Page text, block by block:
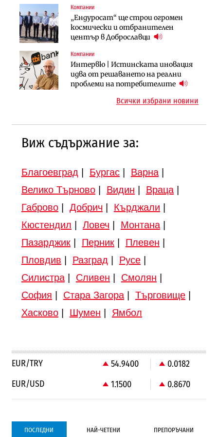
Компании
„Ендуросат“ ще строи огромен
космически и отбранителен
център в Доброславци
Компании
Интервю | Истинската иновация
идва от решаването на реални
проблеми на потребителите
Компании
„Ендуросат“ ще строи огромен
космически и отбранителен
Инфраструктура
АПИ възложи промяната на
парцеларния план за
Инфраструктура
Вторият мост над Варненското
езеро става част от бъдещата
магистрала „Черно море“
Публични финанси
Регионалният министър поема „на
ръчно управление“ общинската
инвестиционна програма
Всички избрани новини
Виж съдържание за:
Благоевград Бургас| Варна|
Велико Търново| Видин Враца|
Габрово| Добрич Кърджали
Кюстендил
Ловеч Монтана|
Пазарджик| Перник| Плевен
Пловдив
Разград Русе|
Силистра| Сливен Смолян
София
Стара Загора| Търговище|
Хасково| Шумен Ямбол
EUR/TRY 54.9400
0.0182
EUR/USD
1.1500 0.8670
ПОСЛЕДНИ НАЙ-ЧЕТЕНИ ПРЕПОРЪЧАНИ